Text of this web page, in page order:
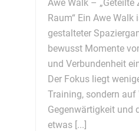
Awe Walk – „Geteilte
Raum“ Ein Awe
gestalteter
bewusst Momente
und Verbundenheit
Der Fokus liegt
Training, sondern auf
Gegenwärtigkeit und
etwas [...]